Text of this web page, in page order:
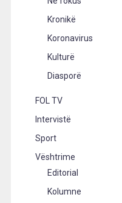
Kronikë
Koronavirus
Kulturë
Diasporë
FOL TV
Intervistë
Sport
Vështrime
Editorial
Kolumne